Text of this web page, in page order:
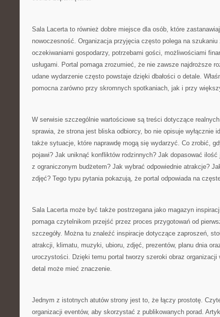
Sala Lacerta to również dobre miejsce dla osób, które
nowoczesność. Organizacja przyjęcia często polega na szukaniu
oczekiwaniami gospodarzy, potrzebami gości, możliwościami
usługami. Portal pomaga zrozumieć, że nie zawsze najdroższe
udane wydarzenie często powstaje dzięki dbałości o detale.
pomocna zarówno przy skromnych spotkaniach, jak i przy
W serwisie szczególnie wartościowe są treści dotyczące
sprawia, że strona jest bliska odbiorcy, bo nie opisuje wyłącznie
także sytuacje, które naprawdę mogą się wydarzyć. Co zrobić,
pojawi? Jak uniknąć konfliktów rodzinnych? Jak dopasować
z ograniczonym budżetem? Jak wybrać odpowiednie atrakcje?
zdjęć? Tego typu pytania pokazują, że portal odpowiada na
Sala Lacerta może być także postrzegana jako magazyn
pomaga czytelnikom przejść przez proces przygotowań od
szczegóły. Można tu znaleźć inspiracje dotyczące zaproszeń,
atrakcji, klimatu, muzyki, ubioru, zdjęć, prezentów, planu dnia
uroczystości. Dzięki temu portal tworzy szeroki obraz
detal może mieć znaczenie.
Jednym z istotnych atutów strony jest to, że łączy prostotę.
organizacji eventów, aby skorzystać z publikowanych porad.